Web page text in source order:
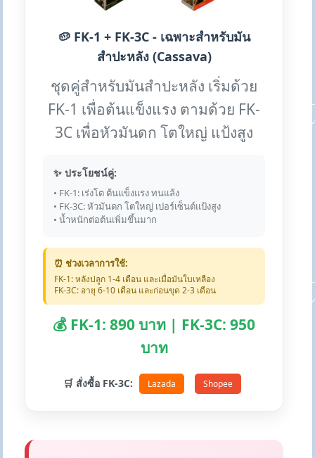
🥔 FK-1 + FK-3C - เฉพาะสำหรับมัน
สำปะหลัง (Cassava)
ชุดคู่สำหรับมันสำปะหลัง เริ่มด้วย
FK-1 เพื่อต้นแข็งแรง ตามด้วย FK-
3C เพื่อหัวมันดก โตใหญ่ แป้งสูง
✨ ประโยชน์คู่:
• FK-1: เร่งโต ต้นแข็งแรง ทนแล้ง
• FK-3C: หัวมันดก โตใหญ่ เปอร์เซ็นต์แป้งสูง
• น้ำหนักต่อต้นเพิ่มขึ้นมาก
⏰ ช่วงเวลาการใช้:
FK-1: หลังปลูก 1-4 เดือน และเมื่อมันใบเหลือง
FK-3C: อายุ 6-10 เดือน และก่อนขุด 2-3 เดือน
💰 FK-1: 890 บาท | FK-3C: 950
บาท
🛒 สั่งซื้อ FK-3C: Lazada Shopee